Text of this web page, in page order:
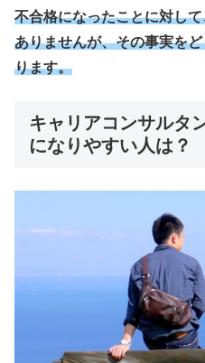
不合格になったことに対し
ありませんが、その事実を
ります。
キャリアコンサルタ
になりやすい人は？